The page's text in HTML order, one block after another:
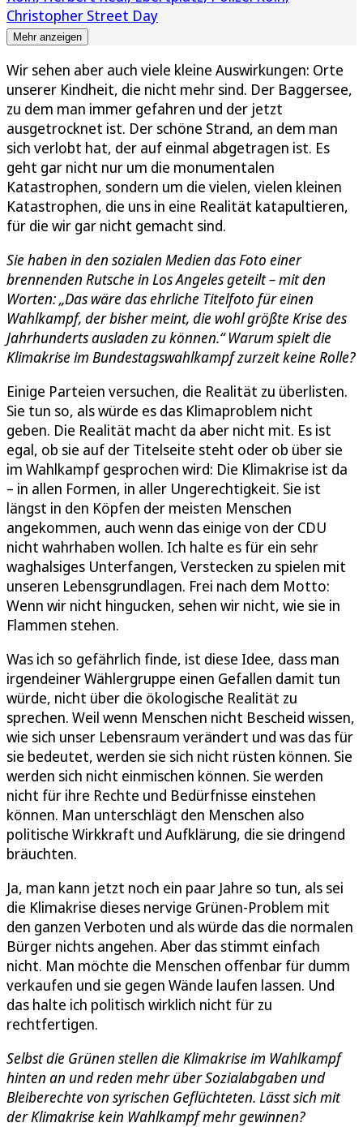
Christopher Street Day
Mehr anzeigen
Wir sehen aber auch viele kleine Auswirkungen: Orte
unserer Kindheit, die nicht mehr sind. Der Baggersee,
zu dem man immer gefahren und der jetzt
ausgetrocknet ist. Der schöne Strand, an dem man
sich verlobt hat, der auf einmal abgetragen ist. Es
geht gar nicht nur um die monumentalen
Katastrophen, sondern um die vielen, vielen kleinen
Katastrophen, die uns in eine Realität katapultieren,
für die wir gar nicht gemacht sind.
Sie haben in den sozialen Medien das Foto einer
brennenden Rutsche in Los Angeles geteilt – mit den
Worten: „Das wäre das ehrliche Titelfoto für einen
Wahlkampf, der bisher meint, die wohl größte Krise des
Jahrhunderts ausladen zu können.“ Warum spielt die
Klimakrise im Bundestagswahlkampf zurzeit keine Rolle?
Einige Parteien versuchen, die Realität zu überlisten.
Sie tun so, als würde es das Klimaproblem nicht
geben. Die Realität macht da aber nicht mit. Es ist
egal, ob sie auf der Titelseite steht oder ob über sie
im Wahlkampf gesprochen wird: Die Klimakrise ist da
– in allen Formen, in aller Ungerechtigkeit. Sie ist
längst in den Köpfen der meisten Menschen
angekommen, auch wenn das einige von der CDU
nicht wahrhaben wollen. Ich halte es für ein sehr
waghalsiges Unterfangen, Verstecken zu spielen mit
unseren Lebensgrundlagen. Frei nach dem Motto:
Wenn wir nicht hingucken, sehen wir nicht, wie sie in
Flammen stehen.
Was ich so gefährlich finde, ist diese Idee, dass man
irgendeiner Wählergruppe einen Gefallen damit tun
würde, nicht über die ökologische Realität zu
sprechen. Weil wenn Menschen nicht Bescheid wissen,
wie sich unser Lebensraum verändert und was das für
sie bedeutet, werden sie sich nicht rüsten können. Sie
werden sich nicht einmischen können. Sie werden
nicht für ihre Rechte und Bedürfnisse einstehen
können. Man unterschlägt den Menschen also
politische Wirkkraft und Aufklärung, die sie dringend
bräuchten.
Ja, man kann jetzt noch ein paar Jahre so tun, als sei
die Klimakrise dieses nervige Grünen-Problem mit
den ganzen Verboten und als würde das die normalen
Bürger nichts angehen. Aber das stimmt einfach
nicht. Man möchte die Menschen offenbar für dumm
verkaufen und sie gegen Wände laufen lassen. Und
das halte ich politisch wirklich nicht für zu
rechtfertigen.
Selbst die Grünen stellen die Klimakrise im Wahlkampf
hinten an und reden mehr über Sozialabgaben und
Bleiberechte von syrischen Geflüchteten. Lässt sich mit
der Klimakrise kein Wahlkampf mehr gewinnen?